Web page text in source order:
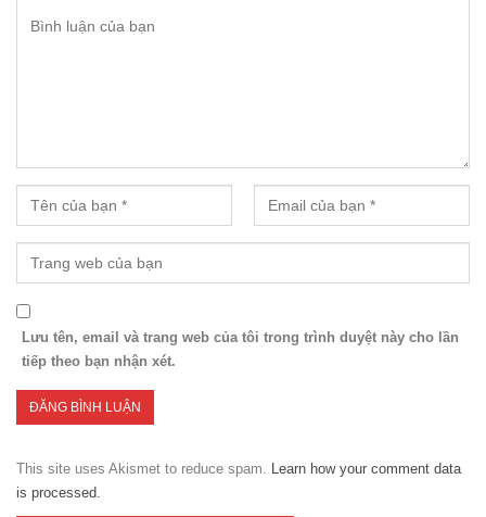
Lưu tên, email và trang web của tôi trong trình duyệt này cho lần
tiếp theo bạn nhận xét.
This site uses Akismet to reduce spam. Learn how your comment data
is processed.